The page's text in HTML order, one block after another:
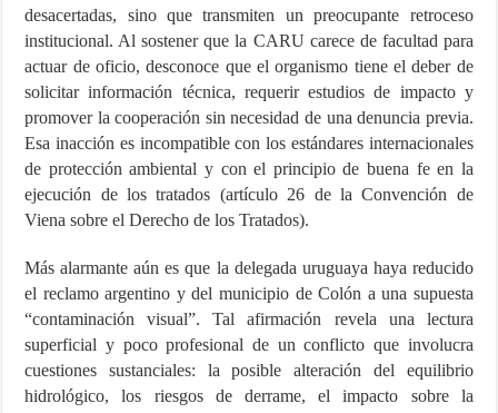
desacertadas, sino que transmiten un preocupante retroceso
institucional. Al sostener que la CARU carece de facultad para
actuar de oficio, desconoce que el organismo tiene el deber de
solicitar información técnica, requerir estudios de impacto y
promover la cooperación sin necesidad de una denuncia previa.
Esa inacción es incompatible con los estándares internacionales
de protección ambiental y con el principio de buena fe en la
ejecución de los tratados (artículo 26 de la Convención de
Viena sobre el Derecho de los Tratados).
Más alarmante aún es que la delegada uruguaya haya reducido
el reclamo argentino y del municipio de Colón a una supuesta
“contaminación visual”. Tal afirmación revela una lectura
superficial y poco profesional de un conflicto que involucra
cuestiones sustanciales: la posible alteración del equilibrio
hidrológico, los riesgos de derrame, el impacto sobre la